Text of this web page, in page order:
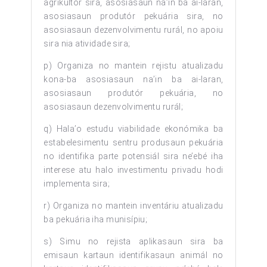
agrikultór sira, asosiasaun na’in ba ai-laran,
asosiasaun produtór pekuária sira, no
asosiasaun dezenvolvimentu rurál, no apoiu
sira nia atividade sira;
p) Organiza no mantein rejistu atualizadu
kona-ba asosiasaun na’in ba ai-laran,
asosiasaun produtór pekuária, no
asosiasaun dezenvolvimentu rurál;
q) Hala’o estudu viabilidade ekonómika ba
estabelesimentu sentru produsaun pekuária
no identifika parte potensiál sira ne’ebé iha
interese atu halo investimentu privadu hodi
implementa sira;
r) Organiza no mantein inventáriu atualizadu
ba pekuária iha munisípiu;
s) Simu no rejista aplikasaun sira ba
emisaun kartaun identifikasaun animál no